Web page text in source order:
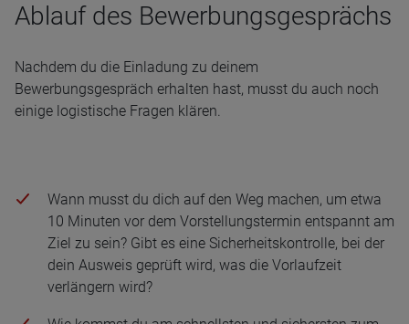
Ablauf des Bewerbungsgesprächs
Nachdem du die Einladung zu deinem
Bewerbungsgespräch erhalten hast, musst du auch noch
einige logistische Fragen klären.
Wann musst du dich auf den Weg machen, um etwa
10 Minuten vor dem Vorstellungstermin entspannt am
Ziel zu sein? Gibt es eine Sicherheitskontrolle, bei der
dein Ausweis geprüft wird, was die Vorlaufzeit
verlängern wird?